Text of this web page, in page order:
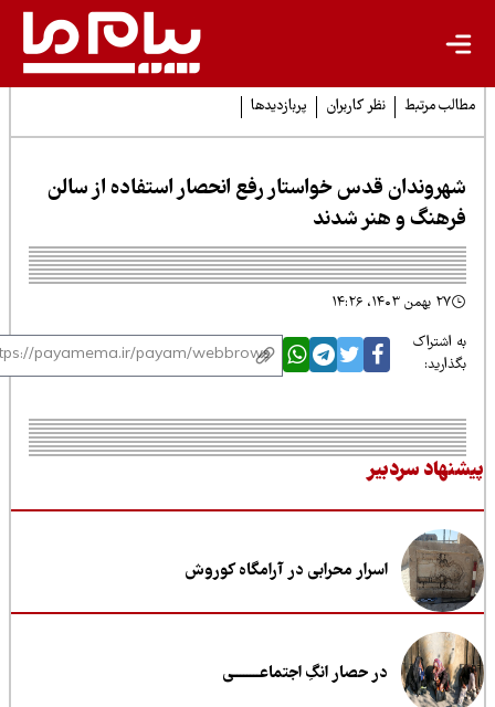
مرتبط نظر کاربران پربازدیدها
قدس خواستار رفع انحصار استفاده از سالن
و هنر شدند
اشتراک
سردبیر
اسرار محرابی در آرامگاه کوروش
در حصار انگِ اجتماعــــــــی